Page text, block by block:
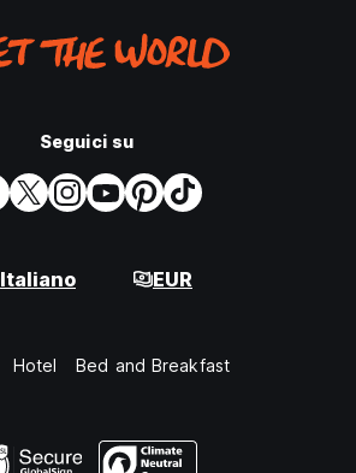
Seguici su
Italiano EUR
Hotel Bed and Breakfast